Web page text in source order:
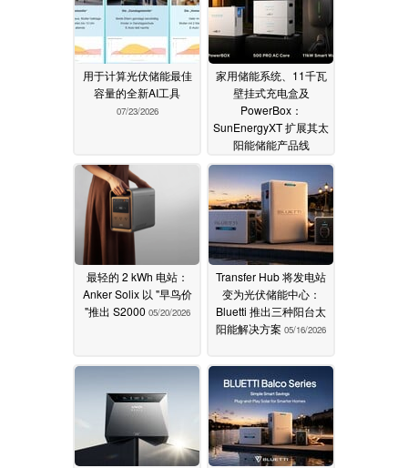
用于计算光伏储能最佳
容量的全新AI工具
07/23/2026
家用储能系统、11千瓦
壁挂式充电盒及
PowerBox：
SunEnergyXT 扩展其太
阳能储能产品线
06/18/2026
最轻的 2 kWh 电站：
Anker Solix 以 "早鸟价
"推出 S2000 05/20/2026
Transfer Hub 将发电站
变为光伏储能中心：
Bluetti 推出三种阳台太
阳能解决方案 05/16/2026